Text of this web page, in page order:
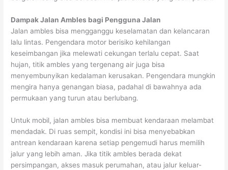
Dampak Jalan Ambles bagi Pengguna Jalan
Jalan ambles bisa mengganggu keselamatan dan kelancaran
lalu lintas. Pengendara motor berisiko kehilangan
keseimbangan jika melewati cekungan terlalu cepat. Saat
hujan, titik ambles yang tergenang air juga bisa
menyembunyikan kedalaman kerusakan. Pengendara mungkin
mengira hanya genangan biasa, padahal di bawahnya ada
permukaan yang turun atau berlubang.
Untuk mobil, jalan ambles bisa membuat kendaraan melambat
mendadak. Di ruas sempit, kondisi ini bisa menyebabkan
antrean kendaraan karena setiap pengemudi harus memilih
jalur yang lebih aman. Jika titik ambles berada dekat
persimpangan, akses masuk perumahan, atau jalur keluar-